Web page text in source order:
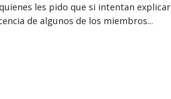
les pido que si intentan
de algunos de los miembros...